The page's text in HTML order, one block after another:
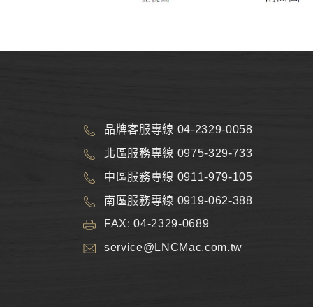
品牌客服專線 04-2329-0058
北區服務專線 0975-329-733
中區服務專線 0911-979-105
南區服務專線 0919-062-388
FAX: 04-2329-0689
service@LNCMac.com.tw